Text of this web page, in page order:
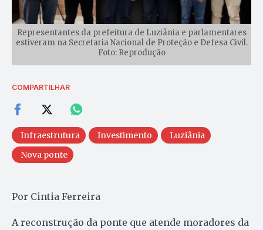
Representantes da prefeitura de Luziânia e parlamentares
estiveram na Secretaria Nacional de Proteção e Defesa Civil.
Foto: Reprodução
COMPARTILHAR
Infraestrutura Investimento
Luziânia
Nova ponte
Por Cintia Ferreira
A reconstrução da ponte que atende moradores da